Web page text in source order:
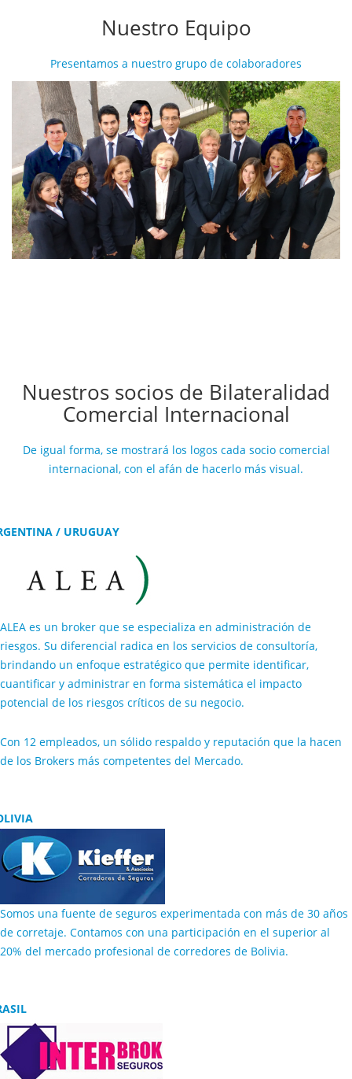
Nuestro Equipo
Presentamos a nuestro grupo de colaboradores
Nuestros socios de Bilateralidad
Comercial Internacional
De igual forma, se mostrará los logos cada socio comercial
internacional, con el afán de hacerlo más visual.
/ URUGUAY
ALEA es un broker que se especializa en administración de
riesgos. Su diferencial radica en los servicios de consultoría,
brindando un enfoque estratégico que permite identificar,
cuantificar y administrar en forma sistemática el impacto
potencial de los riesgos críticos de su negocio.
Con 12 empleados, un sólido respaldo y reputación que la hacen
de los Brokers más competentes del Mercado.
Somos una fuente de seguros experimentada con más de 30 años
de corretaje. Contamos con una participación en el superior al
20% del mercado profesional de corredores de Bolivia.